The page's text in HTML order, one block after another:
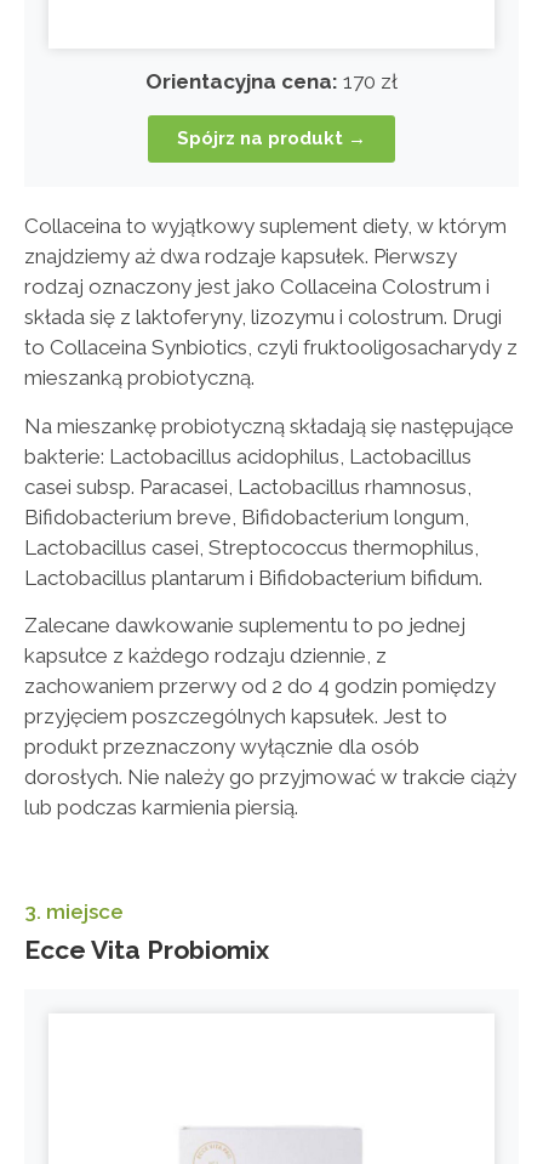
Orientacyjna cena: 170 zł
Spójrz na produkt →
Collaceina to wyjątkowy suplement diety, w którym
znajdziemy aż dwa rodzaje kapsułek. Pierwszy
rodzaj oznaczony jest jako Collaceina Colostrum i
składa się z laktoferyny, lizozymu i colostrum. Drugi
to Collaceina Synbiotics, czyli fruktooligosacharydy z
mieszanką probiotyczną.
Na mieszankę probiotyczną składają się następujące
bakterie: Lactobacillus acidophilus, Lactobacillus
casei subsp. Paracasei, Lactobacillus rhamnosus,
Bifidobacterium breve, Bifidobacterium longum,
Lactobacillus casei, Streptococcus thermophilus,
Lactobacillus plantarum i Bifidobacterium bifidum.
Zalecane dawkowanie suplementu to po jednej
kapsułce z każdego rodzaju dziennie, z
zachowaniem przerwy od 2 do 4 godzin pomiędzy
przyjęciem poszczególnych kapsułek. Jest to
produkt przeznaczony wyłącznie dla osób
dorosłych. Nie należy go przyjmować w trakcie ciąży
lub podczas karmienia piersią.
3. miejsce
Ecce Vita Probiomix